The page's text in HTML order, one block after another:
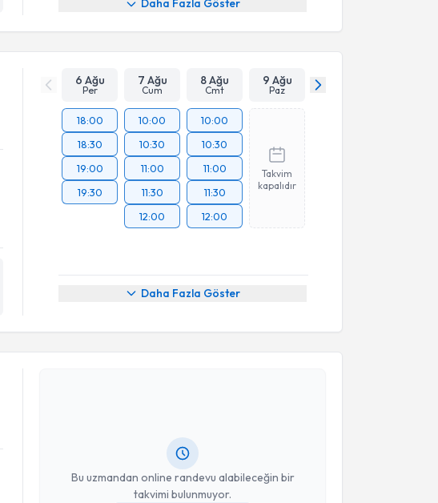
Daha Fazla Göster
6 Ağu
Per
7 Ağu
Cum
8 Ağu
Cmt
9 Ağu
Paz
18:00
18:30
19:00
19:30
10:00
10:30
11:00
11:30
12:00
10:00
10:30
11:00
11:30
12:00
Takvim
kapalıdır
Daha Fazla Göster
Bu uzmandan online randevu alabileceğin bir
takvimi bulunmuyor.